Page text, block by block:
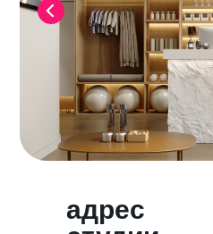
адрес